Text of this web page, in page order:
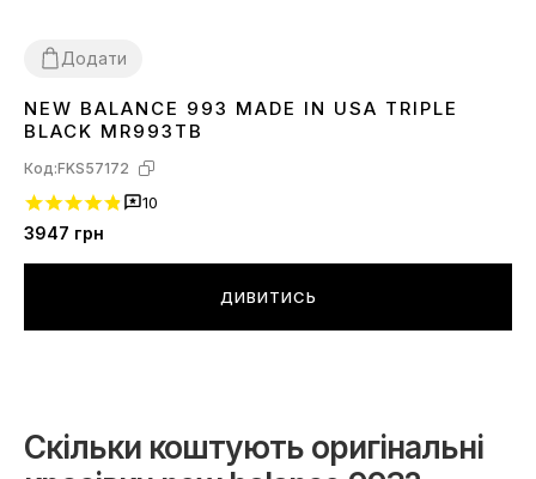
Додати
4142
NEW BALANCE 993 MADE IN USA TRIPLE
BLACK MR993TB
Код:FKS57172
10
3947 грн
ДИВИТИСЬ
Скільки коштують оригінальні